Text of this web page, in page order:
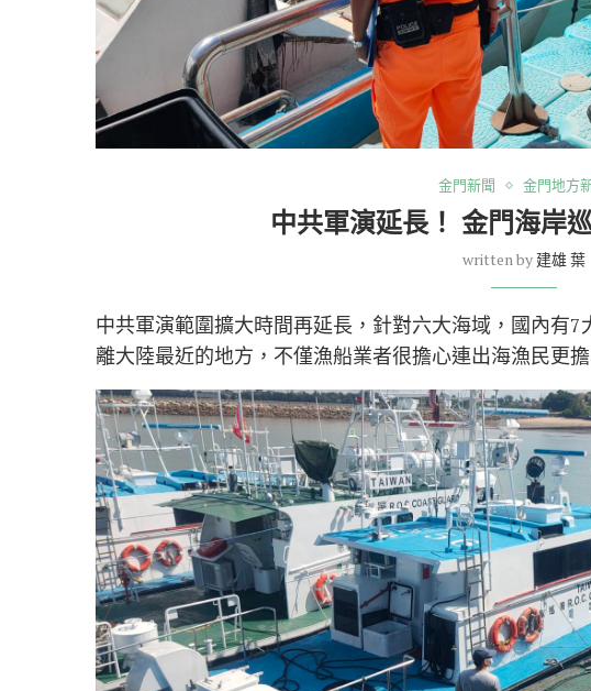
金門新聞 金門地方
中共軍演延長！ 金門海岸
written by 建雄 葉
中共軍演範圍擴大時間再延長，針對六大海域，國內有
離大陸最近的地方，不僅漁船業者很擔心連出海漁民更